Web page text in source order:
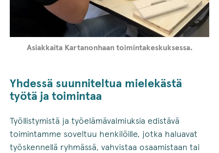
Asiakkaita Kartanonhaan toimintakeskuksessa.
Yhdessä suunniteltua mielekästä
työtä ja toimintaa
Työllistymistä ja työelämävalmiuksia edistävä
toimintamme soveltuu henkilöille, jotka haluavat
työskennellä ryhmässä, vahvistaa osaamistaan tai